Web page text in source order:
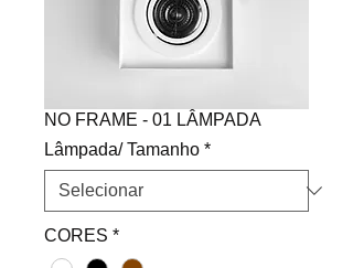
NO FRAME - 01 LÂMPADA
Lâmpada/ Tamanho *
CORES *